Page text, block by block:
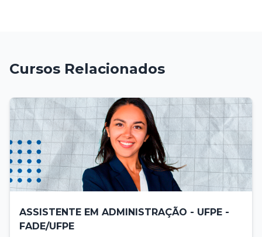
Cursos Relacionados
ASSISTENTE EM ADMINISTRAÇÃO - UFPE -
FADE/UFPE